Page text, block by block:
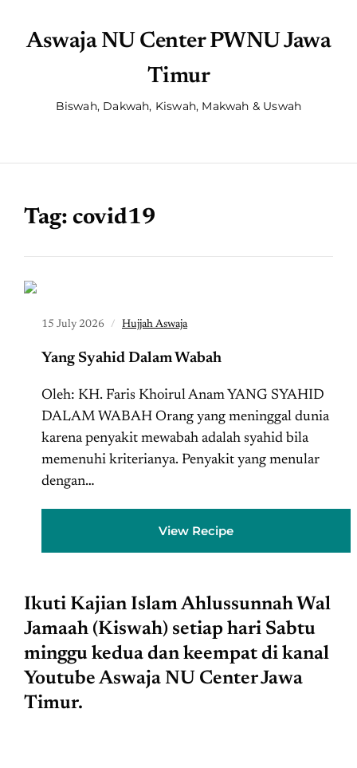
Aswaja NU Center PWNU Jawa
Timur
Biswah, Dakwah, Kiswah, Makwah & Uswah
Tag: covid19
15 July 2026 Hujjah Aswaja
Yang Syahid Dalam Wabah
Oleh: KH. Faris Khoirul Anam YANG SYAHID
DALAM WABAH Orang yang meninggal dunia
karena penyakit mewabah adalah syahid bila
memenuhi kriterianya. Penyakit yang menular
dengan…
View Recipe
Ikuti Kajian Islam Ahlussunnah Wal
Jamaah (Kiswah) setiap hari Sabtu
minggu kedua dan keempat di kanal
Youtube Aswaja NU Center Jawa
Timur.